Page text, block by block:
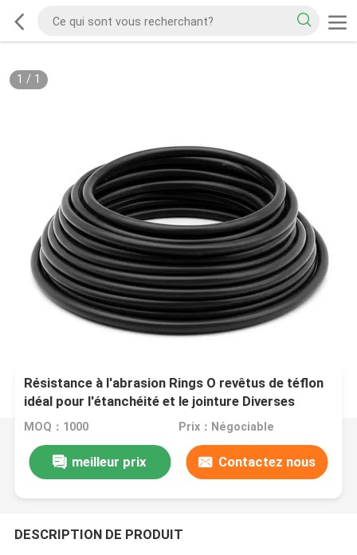
1 / 1
Résistance à l'abrasion Rings O revêtus de téflon
idéal pour l'étanchéité et le jointure Diverses
industries Résistant aux produits chimiques
MOQ：1000 Prix：Négociable
meilleur prix Contactez nous
DESCRIPTION DE PRODUIT